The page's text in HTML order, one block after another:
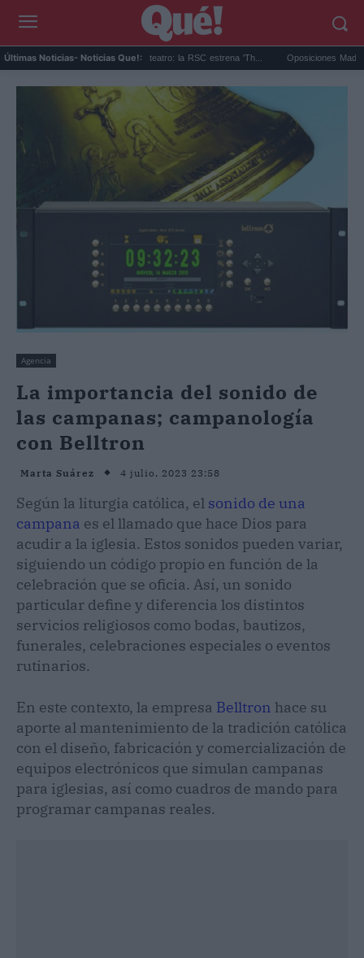
Últimas Noticias- Noticias Que!:
Game of Thrones obra de teatro: la RSC estrena 'Th... Oposiciones Madrid
Agencia
La importancia del sonido de
las campanas; campanología
con Belltron
Marta Suárez 4 julio, 2023 23:58
Según la liturgia católica, el sonido de una
campana es el llamado que hace Dios para
acudir a la iglesia. Estos sonidos pueden variar,
siguiendo un código propio en función de la
celebración que se oficia. Así, un sonido
particular define y diferencia los distintos
servicios religiosos como bodas, bautizos,
funerales, celebraciones especiales o eventos
rutinarios.
En este contexto, la empresa Belltron hace su
aporte al mantenimiento de la tradición católica
con el diseño, fabricación y comercialización de
equipos electrónicos que simulan campanas
para iglesias, así como cuadros de mando para
programar campanas reales.